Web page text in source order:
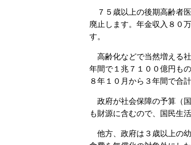
７５歳以上の後期高齢者
廃止します。年金収入８０
す。
高齢化などで当然増える
年間で１兆７１００億円も
８年１０月から３年間で合
政府が社会保障の予算（
も財源に含むので、国民生
他方、政府は３歳以上の